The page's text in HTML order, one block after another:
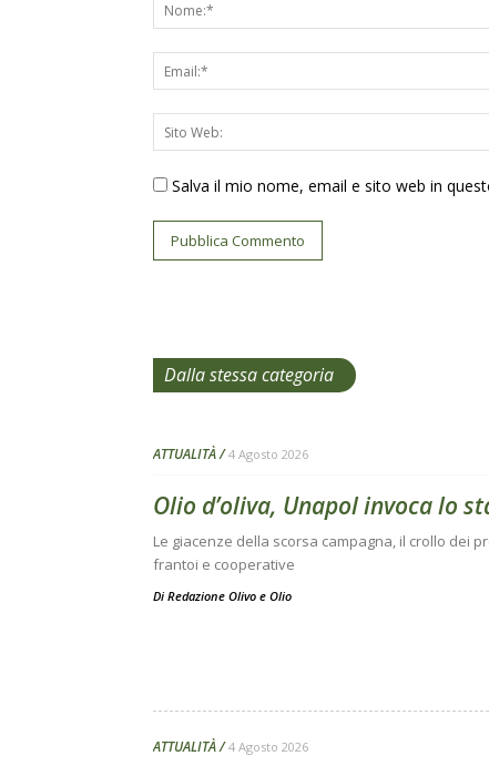
Salva il mio nome, email e sito web in
Dalla stessa categoria
ATTUALITÀ 4 Agosto 2026
Olio d’oliva, Unapol invoca lo
Le giacenze della scorsa campagna, il crollo dei
frantoi e cooperative
Di Redazione Olivo e Olio
ATTUALITÀ 4 Agosto 2026